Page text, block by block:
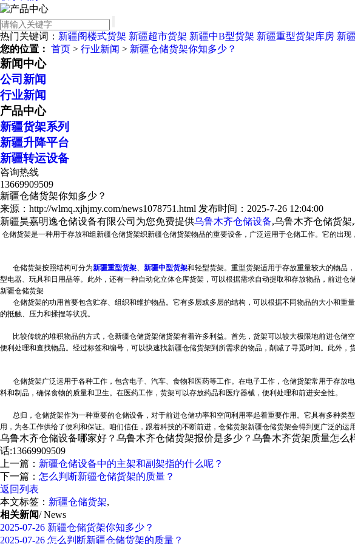
热门关键词： 新疆阁楼式货架 新疆超市货架 新疆中B型货架 新疆重型货架库房 新
您的位置： 首页 > 行业新闻 > 新疆仓储货架你知多少？
新闻中心
公司新闻
行业新闻
产品中心
新疆货架系列
新疆升降平台
新疆转运设备
咨询热线
13669909509
新疆仓储货架你知多少？
来源：http://wlmq.xjhjmy.com/news1078751.html 发布时间：2025-7-26 12:04:00
新疆昊嘉明逸仓储设备有限公司为您免费提供乌鲁木齐仓储设备,乌鲁木齐仓储货架
仓储货架是一种用于存放和组新疆仓储货架织新疆仓储货架物品的重要设备，广泛运用于仓储工作。它的出
仓储货架按照结构可分为新疆重型货架、 新疆中型货架和轻型货架。重型货架适用于存放重量较大的物品
型电器、玩具和日用品等。此外，还有一种自动化立体仓库货架，可以根据需求自动提取和存放物品，前进仓储
新疆仓储货架
仓储货架的功用首要包含贮存、组织和维护物品。它有多层或多层的结构，可以根据不同物品的大小和重
的抵触、压力和揉捏等状况。
比较传统的堆积物品的方式，仓新疆仓储货架储货架有着许多利益。首先，货架可以较大极限地前进仓储
便利处理和查找物品。经过标签和编号，可以快速找新疆仓储货架到所需求的物品，削减了寻觅时间。此外，
仓储货架广泛运用于各种工作，包含电子、汽车、食物和医药等工作。在电子工作，仓储货架常用于存放
料和制品，确保食物的质量和卫生。在医药工作，货架可以存放药品和医疗器械，便利处理和前进安全性。
总归，仓储货架作为一种重要的仓储设备，对于前进仓储功率和空间利用率起着重要作用。它具有多种类
用，为各工作供给了便利和保证。咱们信任，跟着科技的不断前进，仓储货架新疆仓储货架会得到更广泛的运用
乌鲁木齐仓储设备哪家好？乌鲁木齐仓储货架报价是多少？乌鲁木齐货架质量怎
话:13669909509
上一篇： 新疆仓储设备中的主架和副架指的什么呢？
下一篇： 怎么判断新疆仓储货架的质量？
返回列表
本文标签： 新疆仓储货架,
相关新闻/ News
2025-07-26 新疆仓储货架你知多少？
2025-07-26 怎么判断新疆仓储货架的质量？